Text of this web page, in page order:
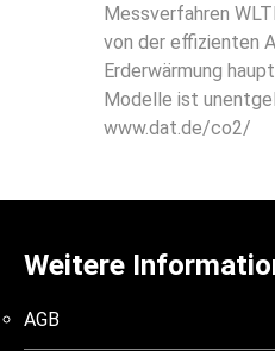
Messverfahren
von der effizienten
Erderwärmung
Modelle ist
www.dat.de/co2/
Weitere
AGB